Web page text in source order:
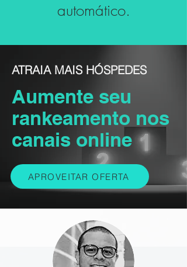
automático.
ATRAIA MAIS HÓSPEDES
Aumente seu
rankeamento nos
canais online
APROVEITAR OFERTA